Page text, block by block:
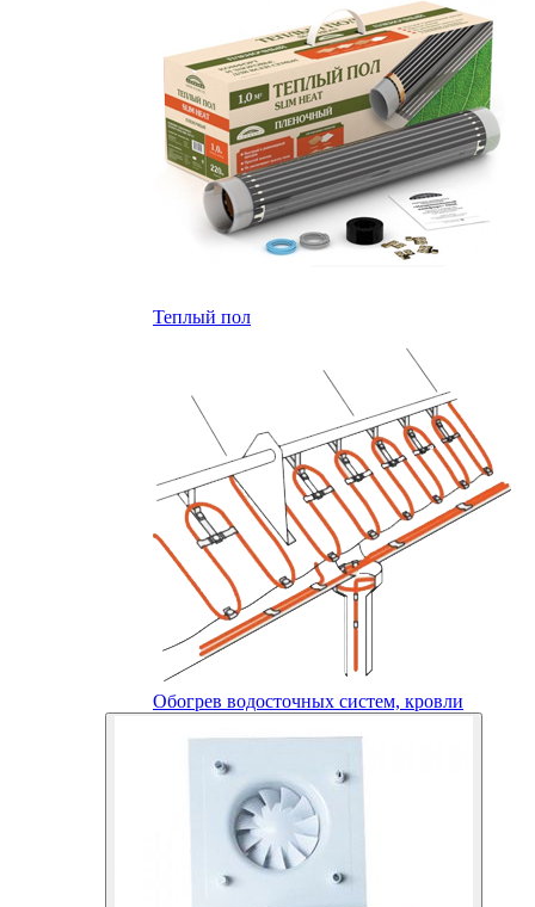
Теплый пол
Обогрев водосточных систем, кровли